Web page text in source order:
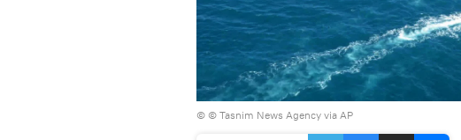
© © Tasnim News Agency via AP